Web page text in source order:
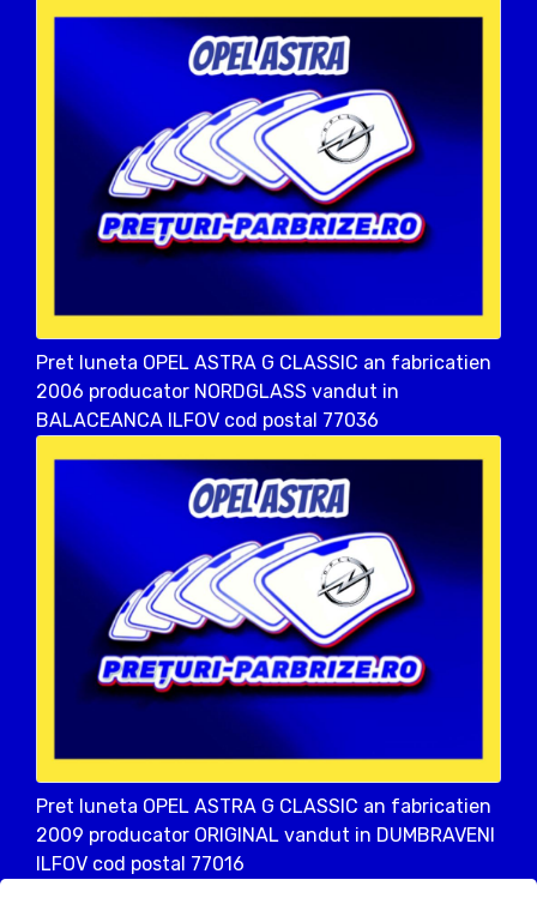
Pret luneta OPEL ASTRA G CLASSIC an fabricatien
2006 producator NORDGLASS vandut in
BALACEANCA ILFOV cod postal 77036
Pret luneta OPEL ASTRA G CLASSIC an fabricatien
2009 producator ORIGINAL vandut in DUMBRAVENI
ILFOV cod postal 77016